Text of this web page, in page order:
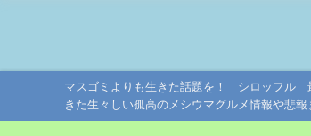
マスゴミよりも生きた話題を！ シロッフル
きた生々しい孤高のメシウマグルメ情報や悲